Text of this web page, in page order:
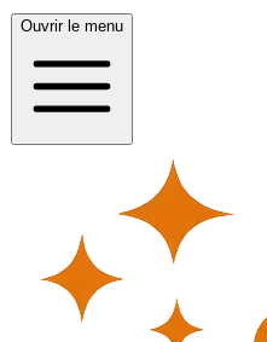
Ouvrir le menu